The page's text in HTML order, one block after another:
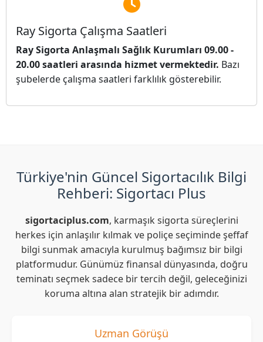
Ray Sigorta Çalışma Saatleri
Ray Sigorta Anlaşmalı Sağlık Kurumları 09.00 -
20.00 saatleri arasında hizmet vermektedir. Bazı
şubelerde çalışma saatleri farklılık gösterebilir.
Türkiye'nin Güncel Sigortacılık Bilgi
Rehberi: Sigortacı Plus
sigortaciplus.com, karmaşık sigorta süreçlerini
herkes için anlaşılır kılmak ve poliçe seçiminde şeffaf
bilgi sunmak amacıyla kurulmuş bağımsız bir bilgi
platformudur. Günümüz finansal dünyasında, doğru
teminatı seçmek sadece bir tercih değil, geleceğinizi
koruma altına alan stratejik bir adımdır.
Uzman Görüşü